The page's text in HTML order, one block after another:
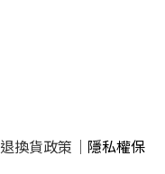
退換貨政策
隱私權保